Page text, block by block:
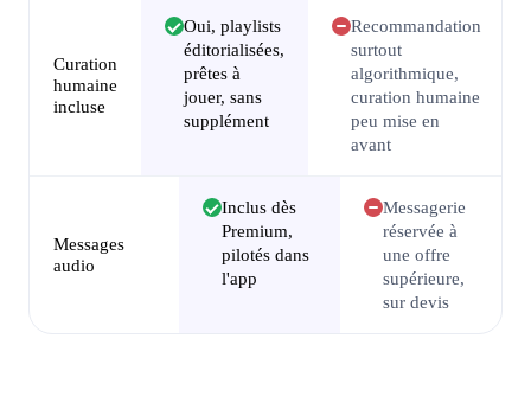
Curation
humaine
incluse
Oui, playlists
éditorialisées,
prêtes à
jouer, sans
supplément
Recommandation
surtout
algorithmique,
curation humaine
peu mise en
avant
Messages
audio
Inclus dès
Premium,
pilotés dans
l'app
Messagerie
réservée à
une offre
supérieure,
sur devis